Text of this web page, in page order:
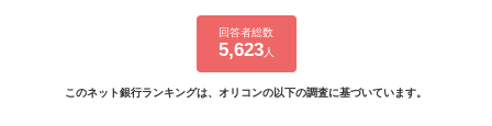
回答者総数
5,623人
このネット銀行ランキングは、オリコンの以下の調査に基づいています。